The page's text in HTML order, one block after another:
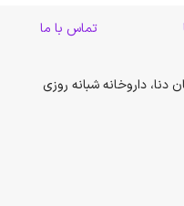
تماس با ما
دنا، داروخانه شبانه روزی